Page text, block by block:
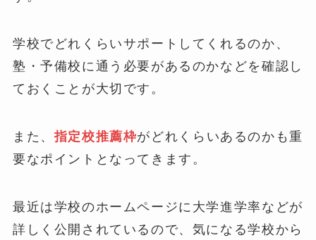
学校でどれくらいサポートしてくれるのか、
塾・予備校に通う必要があるのかなどを確認し
ておくことが大切です。
また、 指定校推薦枠がどれくらいあるのかも重
要なポイントとなってきます。
最近は学校のホームページに大学進学率などが
詳しく公開されているので、気になる学校から